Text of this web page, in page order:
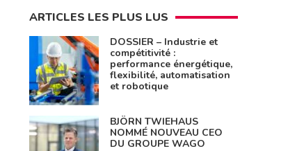
ARTICLES LES PLUS LUS
DOSSIER – Industrie et
compétitivité :
performance énergétique,
flexibilité, automatisation
et robotique
BJÖRN TWIEHAUS
NOMMÉ NOUVEAU CEO
DU GROUPE WAGO